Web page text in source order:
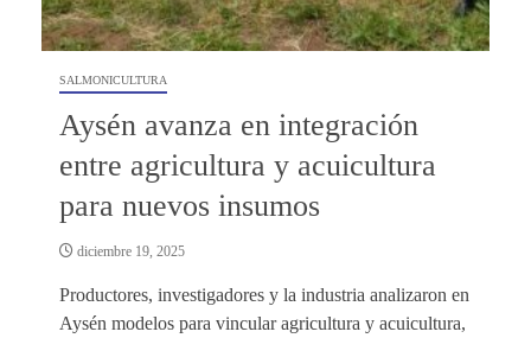
SALMONICULTURA
Aysén avanza en integración
entre agricultura y acuicultura
para nuevos insumos
diciembre 19, 2025
Productores, investigadores y la industria analizaron en
Aysén modelos para vincular agricultura y acuicultura,